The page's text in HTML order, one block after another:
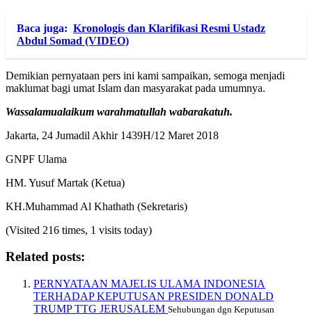
Baca juga: Kronologis dan Klarifikasi Resmi Ustadz
Abdul Somad (VIDEO)
Demikian pernyataan pers ini kami sampaikan, semoga menjadi
maklumat bagi umat Islam dan masyarakat pada umumnya.
Wassalamualaikum warahmatullah wabarakatuh.
Jakarta, 24 Jumadil Akhir 1439H/12 Maret 2018
GNPF Ulama
HM. Yusuf Martak (Ketua)
KH.Muhammad Al Khathath (Sekretaris)
(Visited 216 times, 1 visits today)
Related posts:
PERNYATAAN MAJELIS ULAMA INDONESIA
TERHADAP KEPUTUSAN PRESIDEN DONALD
TRUMP TTG JERUSALEM Sehubungan dgn Keputusan